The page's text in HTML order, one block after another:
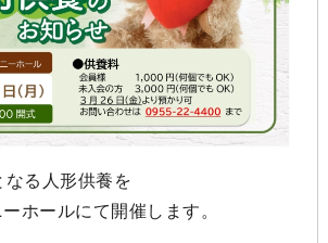
る人形供養を
ホールにて開催します。